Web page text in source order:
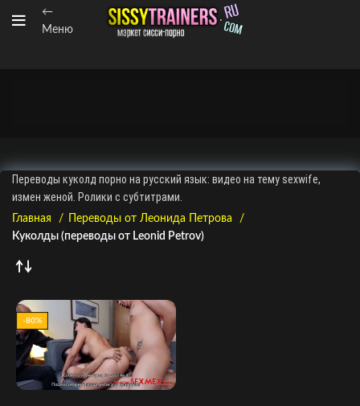
←
Меню
Переводы куколд порно на русский язык: видео на тему sexwife,
измен женой. Ролики с субтитрами.
Главная
Переводы от Леонида Петрова
Куколды (переводы от Leonid Petrov)
-80%